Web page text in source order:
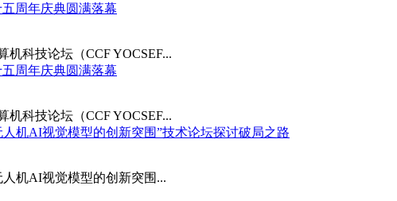
周年庆典圆满落幕
机科技论坛（CCF YOCSEF...
周年庆典圆满落幕
机科技论坛（CCF YOCSEF...
机AI视觉模型的创新突围”技术论坛探讨破局之路
机AI视觉模型的创新突围...